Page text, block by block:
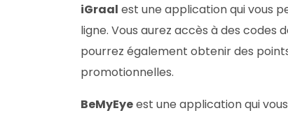
iGraal est une application qui vous
ligne. Vous aurez accès à des codes
pourrez également obtenir des
promotionnelles.
BeMyEyeest une application qui